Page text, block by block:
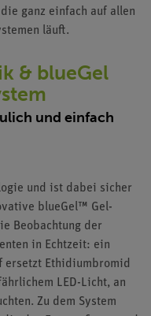
ganz einfach auf allen
läuft.
& blueGel
und einfach
und ist dabei sicher
blueGel™ Gel-
Beobachtung der
in Echtzeit: ein
ersetzt Ethidiumbromid
LED-Licht, an
Zu dem System